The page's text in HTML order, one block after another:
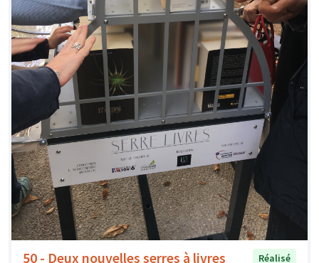
50 - Deux nouvelles serres à livres
Réalisé